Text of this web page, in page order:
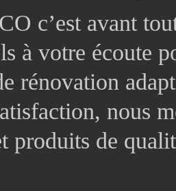
c’est avant
à votre écoute
rénovation
nous
produits de